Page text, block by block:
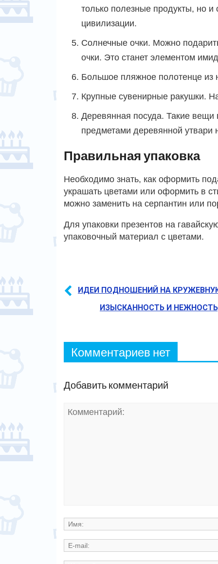
только полезные продукты, но
цивилизации.
Солнечные очки. Можно
очки. Это станет элементом
Большое пляжное полотенце из
Крупные сувенирные ракушки.
Деревянная посуда. Такие вещи
предметами деревянной утвари
Правильная упаковка
Необходимо знать, как оформить
украшать цветами или оформить в
можно заменить на серпантин или
Для упаковки презентов на
упаковочный материал с цветами.
ИДЕИ ПОДНОШЕНИЙ НА
ИЗЫСКАННОСТЬ И
Комментариев нет
Добавить комментарий